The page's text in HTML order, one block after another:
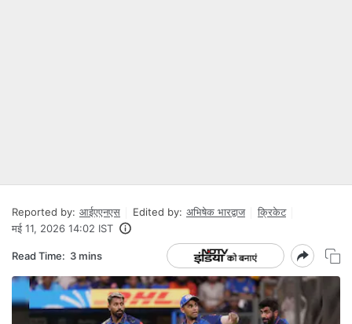
Reported by: आईएएनएस Edited by: अभिषेक भारद्वाज
क्रिकेट
मई 11, 2026 14:02 IST
Read Time: 3 mins